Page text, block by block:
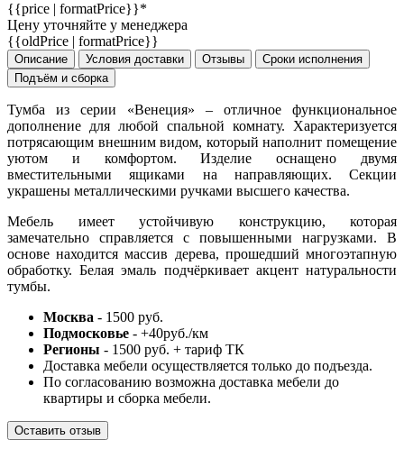
{{price | formatPrice}}*
Цену уточняйте у менеджера
{{oldPrice | formatPrice}}
Описание Условия доставки Отзывы
Сроки исполнения
Подъём и сборка
Тумба из серии «Венеция» – отличное функциональное
дополнение для любой спальной комнату. Характеризуется
потрясающим внешним видом, который наполнит помещение
уютом и комфортом. Изделие оснащено двумя
вместительными ящиками на направляющих. Секции
украшены металлическими ручками высшего качества.
Мебель имеет устойчивую конструкцию, которая
замечательно справляется с повышенными нагрузками. В
основе находится массив дерева, прошедший многоэтапную
обработку. Белая эмаль подчёркивает акцент натуральности
тумбы.
Москва - 1500 руб.
Подмосковье - +40руб./км
Регионы - 1500 руб. + тариф ТК
Доставка мебели осуществляется только до подъезда.
По согласованию возможна доставка мебели до
квартиры и сборка мебели.
Оставить отзыв